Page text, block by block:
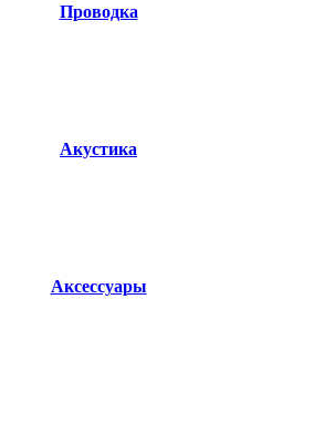
Проводка
Акустика
Аксессуары